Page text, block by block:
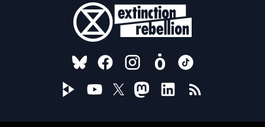
FOLLOW US ON